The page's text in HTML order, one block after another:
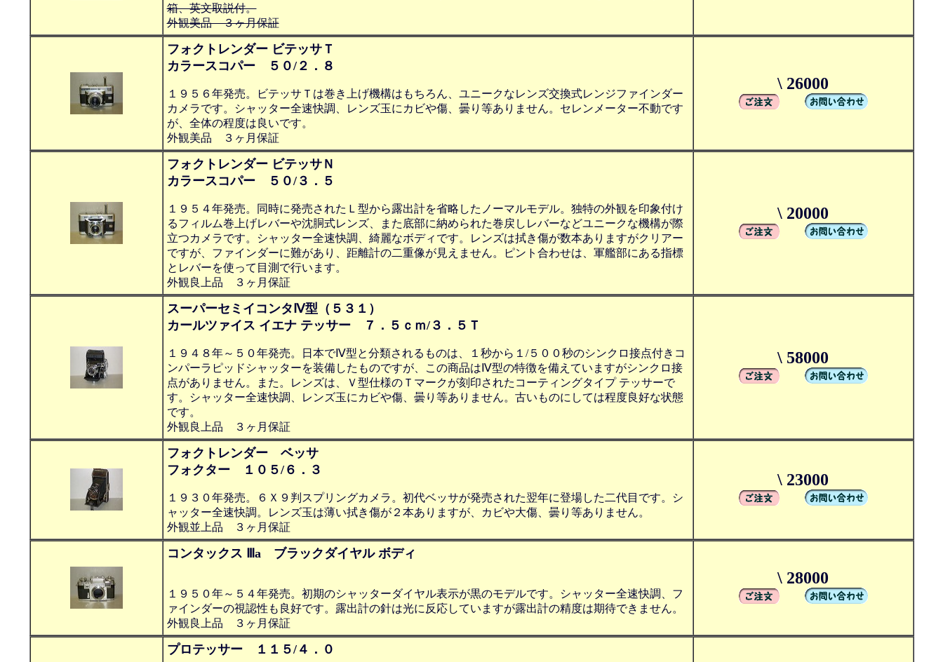
箱、英文取説付。
外観美品 ３ヶ月保証
フォクトレンダー ビテッサＴ
カラースコパー ５０/２．８
１９５６年発売。ビテッサＴは巻き上げ機構はもちろん、ユニークなレンズ交換式レンジファインダー
カメラです。シャッター全速快調、レンズ玉にカビや傷、曇り等ありません。セレンメーター不動です
が、全体の程度は良いです。
外観美品 ３ヶ月保証
\ 26000
フォクトレンダー ビテッサＮ
カラースコパー ５０/３．５
１９５４年発売。同時に発売されたＬ型から露出計を省略したノーマルモデル。独特の外観を印象付け
るフィルム巻上げレバーや沈胴式レンズ、また底部に納められた巻戻しレバーなどユニークな機構が際
立つカメラです。シャッター全速快調、綺麗なボディです。レンズは拭き傷が数本ありますがクリアー
ですが、ファインダーに難があり、距離計の二重像が見えません。ピント合わせは、軍艦部にある指標
とレバーを使って目測で行います。
外観良上品 ３ヶ月保証
\ 20000
スーパーセミイコンタⅣ型（５３１）
カールツァイス イエナ テッサー ７．５ｃｍ/３．５Ｔ
１９４８年～５０年発売。日本でⅣ型と分類されるものは、１秒から１/５００秒のシンクロ接点付きコ
ンパーラピッドシャッターを装備したものですが、この商品はⅣ型の特徴を備えていますがシンクロ接
点がありません。また。レンズは、Ｖ型仕様のＴマークが刻印されたコーティングタイプ テッサーで
す。シャッター全速快調、レンズ玉にカビや傷、曇り等ありません。古いものにしては程度良好な状態
です。
外観良上品 ３ヶ月保証
\ 58000
フォクトレンダー ベッサ
フォクター １０５/６．３
１９３０年発売。６Ｘ９判スプリングカメラ。初代ベッサが発売された翌年に登場した二代目です。シ
ャッター全速快調。レンズ玉は薄い拭き傷が２本ありますが、カビや大傷、曇り等ありません。
外観並上品 ３ヶ月保証
\ 23000
コンタックス Ⅲa ブラックダイヤル ボディ
１９５０年～５４年発売。初期のシャッターダイヤル表示が黒のモデルです。シャッター全速快調、フ
ァインダーの視認性も良好です。露出計の針は光に反応していますが露出計の精度は期待できません。
外観良上品 ３ヶ月保証
\ 28000
プロテッサー １１５/４．０